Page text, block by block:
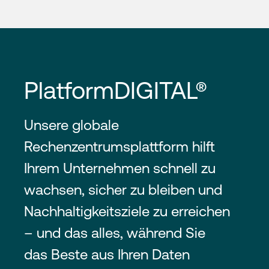
PlatformDIGITAL®
Unsere globale
Rechenzentrumsplattform hilft
Ihrem Unternehmen schnell zu
wachsen, sicher zu bleiben und
Nachhaltigkeitsziele zu erreichen
– und das alles, während Sie
das Beste aus Ihren Daten